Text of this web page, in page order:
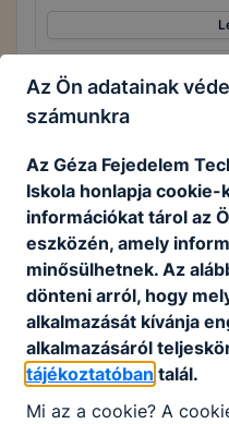
Az Ön adatainak
számunkra
Az Géza Fejedelem
Iskola honlapja
információkat tárol az
eszközén, amely
minősülhetnek. Az
dönteni arról, hogy
alkalmazását kívánja
alkalmazásáról
tájékoztatóban talál.
Mi az a cookie? A